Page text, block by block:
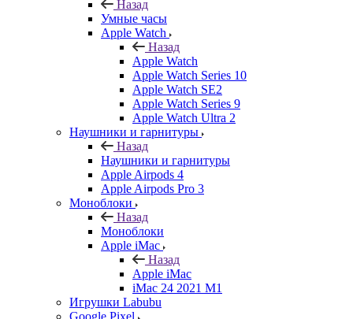
Назад
Умные часы
Apple Watch
Назад
Apple Watch
Apple Watch Series 10
Apple Watch SE2
Apple Watch Series 9
Apple Watch Ultra 2
Наушники и гарнитуры
Назад
Наушники и гарнитуры
Apple Airpods 4
Apple Airpods Pro 3
Моноблоки
Назад
Моноблоки
Apple iMac
Назад
Apple iMac
iMac 24 2021 M1
Игрушки Labubu
Google Pixel